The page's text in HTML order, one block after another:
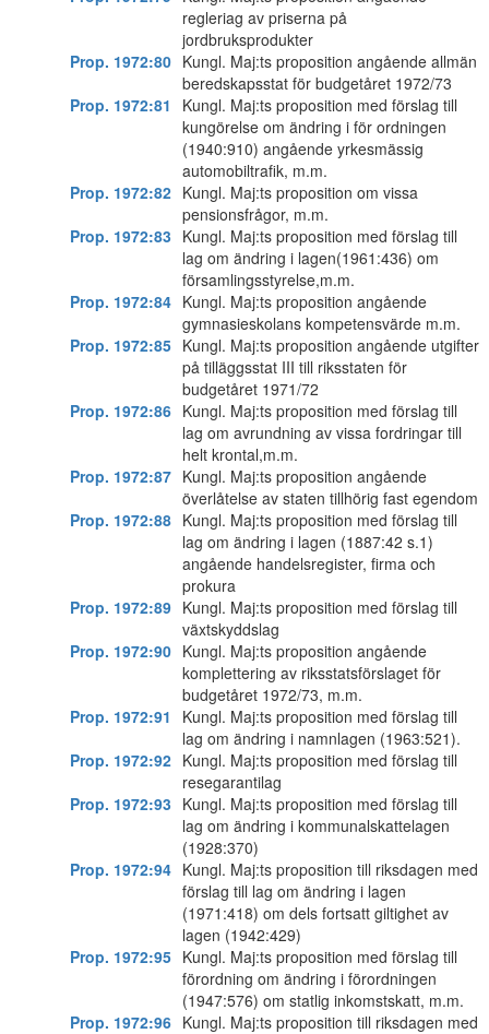
regleriag av priserna på
jordbruksprodukter
Prop. 1972:80 Kungl. Maj:ts proposition angående allmän
beredskapsstat för budgetåret 1972/73
Prop. 1972:81
Kungl. Maj:ts proposition med förslag till
kungörelse om ändring i för ordningen
(1940:910) angående yrkesmässig
automobiltrafik, m.m.
Prop. 1972:82 Kungl. Maj:ts proposition om vissa
pensionsfrågor, m.m.
Prop. 1972:83 Kungl. Maj:ts proposition med förslag till
lag om ändring i lagen(1961:436) om
församlingsstyrelse,m.m.
Prop. 1972:84 Kungl. Maj:ts proposition angående
gymnasieskolans kompetensvärde m.m.
Prop. 1972:85 Kungl. Maj:ts proposition angående utgifter
på tilläggsstat III till riksstaten för
budgetåret 1971/72
Prop. 1972:86 Kungl. Maj:ts proposition med förslag till
lag om avrundning av vissa fordringar till
helt krontal,m.m.
Prop. 1972:87 Kungl. Maj:ts proposition angående
överlåtelse av staten tillhörig fast egendom
Prop. 1972:88 Kungl. Maj:ts proposition med förslag till
lag om ändring i lagen (1887:42 s.1)
angående handelsregister, firma och
prokura
Prop. 1972:89 Kungl. Maj:ts proposition med förslag till
växtskyddslag
Prop. 1972:90 Kungl. Maj:ts proposition angående
komplettering av riksstatsförslaget för
budgetåret 1972/73, m.m.
Prop. 1972:91
Kungl. Maj:ts proposition med förslag till
lag om ändring i namnlagen (1963:521).
Prop. 1972:92 Kungl. Maj:ts proposition med förslag till
resegarantilag
Prop. 1972:93 Kungl. Maj:ts proposition med förslag till
lag om ändring i kommunalskattelagen
(1928:370)
Prop. 1972:94 Kungl. Maj:ts proposition till riksdagen med
förslag till lag om ändring i lagen
(1971:418) om dels fortsatt giltighet av
lagen (1942:429)
Prop. 1972:95 Kungl. Maj:ts proposition med förslag till
förordning om ändring i förordningen
(1947:576) om statlig inkomstskatt, m.m.
Prop. 1972:96 Kungl. Maj:ts proposition till riksdagen med